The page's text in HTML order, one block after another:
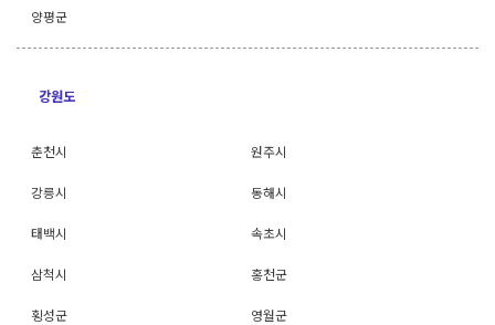
양평군
강원도
춘천시 원주시
강릉시 동해시
태백시 속초시
삼척시 홍천군
횡성군 영월군